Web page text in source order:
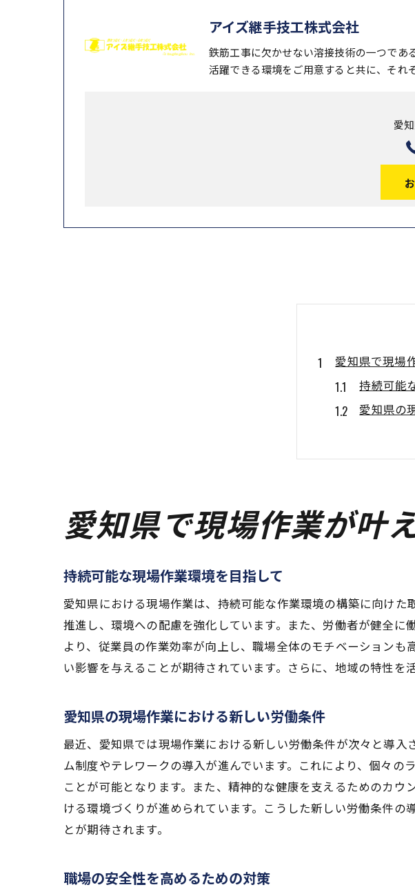
アイズ継手技工株式会社
鉄筋工事に欠かせない溶接技術の一つであ
活躍できる環境をご用意すると共に、それ
愛
愛知県で現場
持続可能
愛知県の
職場の安
働きやす
職場環
地域特性を活
地元資源
愛知県の
観光地と
地域の特
スマート
AIとIoTが
最新技術
愛知県の
愛知県で現場作業が叶
持続可能な現場作業環境を目指して
愛知県における現場作業は、持続可能な作業環境の構築に向け
推進し、環境への配慮を強化しています。また、労働者が健全
より、従業員の作業効率が向上し、職場全体のモチベーション
い影響を与えることが期待されています。さらに、地域の特性を
愛知県の現場作業における新しい労働条件
最近、愛知県では現場作業における新しい労働条件が次々と導
ム制度やテレワークの導入が進んでいます。これにより、個々
ことが可能となります。また、精神的な健康を支えるためのカ
ける環境づくりが進められています。こうした新しい労働条件
とが期待されます。
職場の安全性を高めるための対策